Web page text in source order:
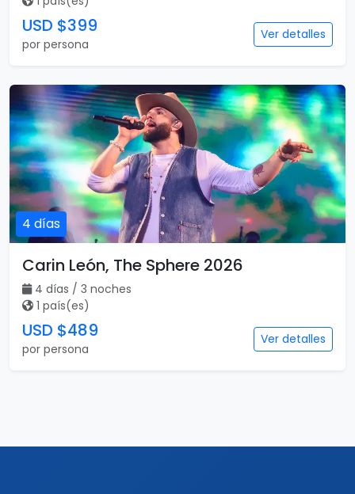
USD $399
por persona
Ver detalles
4 días
Carin León, The Sphere 2026
4 días / 3 noches
1 país(es)
USD $489
por persona
Ver detalles